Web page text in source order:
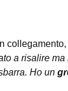
a risalire
Ho un